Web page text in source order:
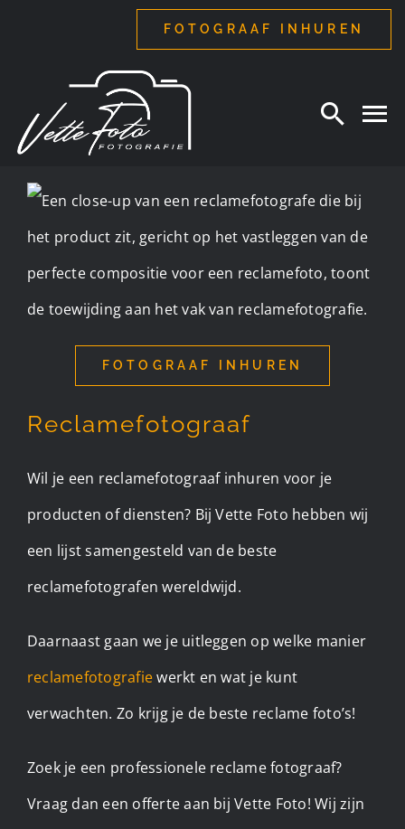
FOTOGRAAF INHUREN
FOTOGRAAF INHUREN
Reclamefotograaf
Wil je een reclamefotograaf inhuren voor je
producten of diensten? Bij Vette Foto hebben wij
een lijst samengesteld van de beste
reclamefotografen wereldwijd.
Daarnaast gaan we je uitleggen op welke manier
reclamefotografiewerkt en wat je kunt
verwachten. Zo krijg je de beste reclame foto’s!
Zoek je een professionele reclame fotograaf?
Vraag dan een offerte aan bij Vette Foto! Wij zijn